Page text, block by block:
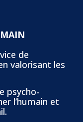
de
valorisant les
psycho-
l’humain et